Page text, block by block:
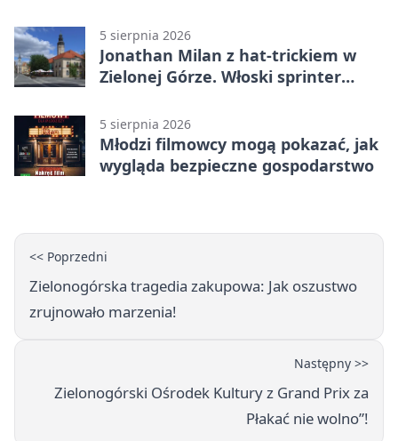
5 sierpnia 2026
Jonathan Milan z hat-trickiem w
Zielonej Górze. Włoski sprinter
5 sierpnia 2026
Młodzi filmowcy mogą pokazać, jak
wygląda bezpieczne gospodarstwo
<< Poprzedni
Zielonogórska tragedia zakupowa: Jak oszustwo
zrujnowało marzenia!
Następny >>
Zielonogórski Ośrodek Kultury z Grand Prix za
Płakać nie wolno”!